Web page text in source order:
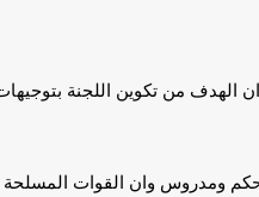
من تكوين اللجنة بتوجيهات
ومدروس وان القوات